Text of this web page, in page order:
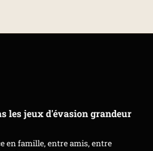
les jeux d'évasion grandeur
en famille, entre amis, entre